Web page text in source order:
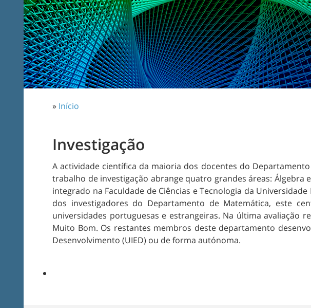
» Início
Investigação
A actividade científica da maioria dos docentes do
trabalho de investigação abrange quatro grandes áreas: Álgebra
integrado na Faculdade de Ciências e Tecnologia da
dos investigadores do Departamento de Matemática, este
universidades portuguesas e estrangeiras. Na última avaliação
Muito Bom. Os restantes membros deste departamento
Desenvolvimento (UIED) ou de forma autónoma.